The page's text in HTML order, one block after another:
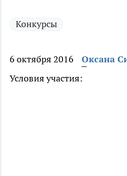
Конкурсы
6 октября 2016
Оксана
Условия участия: